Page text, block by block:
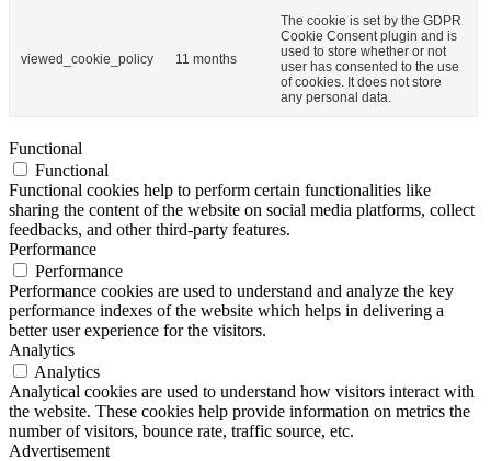
viewed_cookie_policy 11 months
The cookie is set by the GDPR
Cookie Consent plugin and is
used to store whether or not
user has consented to the use
of cookies. It does not store
any personal data.
Functional
Functional
Functional cookies help to perform certain functionalities like
sharing the content of the website on social media platforms, collect
feedbacks, and other third-party features.
Performance
Performance
Performance cookies are used to understand and analyze the key
performance indexes of the website which helps in delivering a
better user experience for the visitors.
Analytics
Analytics
Analytical cookies are used to understand how visitors interact with
the website. These cookies help provide information on metrics the
number of visitors, bounce rate, traffic source, etc.
Advertisement